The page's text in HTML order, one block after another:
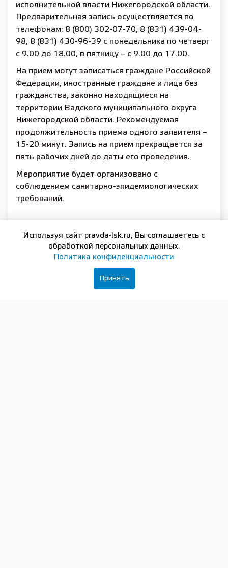
исполнительной власти Нижегородской области.
Предварительная запись осуществляется по
телефонам: 8 (800) 302-07-70, 8 (831) 439-04-
98, 8 (831) 430-96-39 с понедельника по четверг
с 9.00 до 18.00, в пятницу – с 9.00 до 17.00.
На прием могут записаться граждане Российской
Федерации, иностранные граждане и лица без
гражданства, законно находящиеся на
территории Вадского муниципального округа
Нижегородской области. Рекомендуемая
продолжительность приема одного заявителя –
15-20 минут. Запись на прием прекращается за
пять рабочих дней до даты его проведения.
Мероприятие будет организовано с
соблюдением санитарно-эпидемиологических
требований.
Подписывайтесь на нашу группу вВКонтакте
Используя сайт pravda-lsk.ru, Вы соглашаетесь с
обработкой персональных данных.
Политика конфиденциальности
Принять